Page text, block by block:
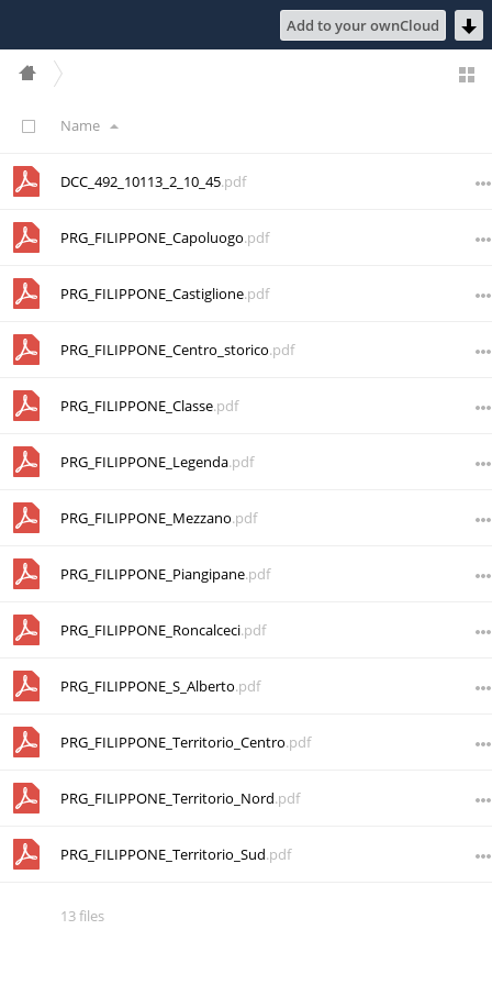
Add to your ownCloud
Name
DCC_492_10113_2_10_45.pdf
PRG_FILIPPONE_Capoluogo.pdf
PRG_FILIPPONE_Castiglione.pdf
PRG_FILIPPONE_Centro_storico.pdf
PRG_FILIPPONE_Classe.pdf
PRG_FILIPPONE_Legenda.pdf
PRG_FILIPPONE_Mezzano.pdf
PRG_FILIPPONE_Piangipane.pdf
PRG_FILIPPONE_Roncalceci.pdf
PRG_FILIPPONE_S_Alberto.pdf
PRG_FILIPPONE_Territorio_Centro.pdf
PRG_FILIPPONE_Territorio_Nord.pdf
PRG_FILIPPONE_Territorio_Sud.pdf
13 files